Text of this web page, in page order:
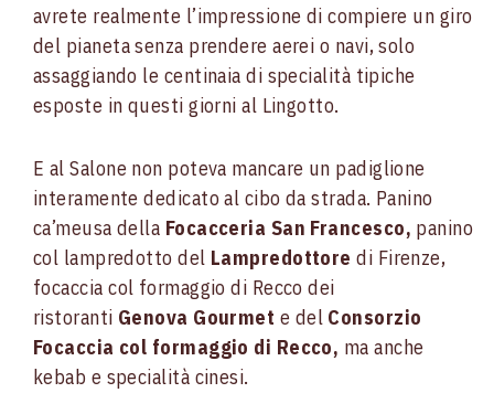
avrete realmente l’impressione di compiere un giro
del pianeta senza prendere aerei o navi, solo
assaggiando le centinaia di specialità tipiche
esposte in questi giorni al Lingotto.
E al Salone non poteva mancare un padiglione
interamente dedicato al cibo da strada. Panino
ca’meusa della Focacceria San Francesco, panino
col lampredotto del Lampredottore di Firenze,
focaccia col formaggio di Recco dei
ristoranti Genova Gourmet e del Consorzio
Focaccia col formaggio di Recco, ma anche
kebab e specialità cinesi.